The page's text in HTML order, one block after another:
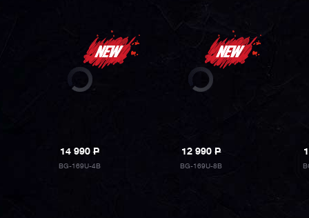
14 990P
BG-169U-4B
12 990P
BG-169U-8B